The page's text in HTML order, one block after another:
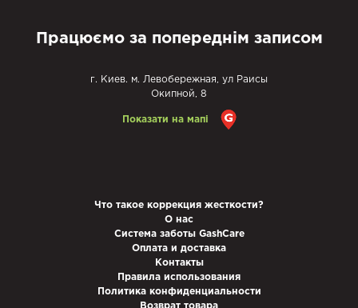
Працюємо за попереднім записом
г. Киев. м. Левобережная, ул Раисы
Окипной, 8
Показати на мапі
Что такое коррекция жесткости?
О нас
Система заботы GashCare
Оплата и доставка
Контакты
Правила использования
Политика конфиденциальности
Возврат товара